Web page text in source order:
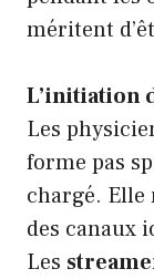
méritent
L’initiation
Les
forme pas
chargé. Elle
des canaux
Les